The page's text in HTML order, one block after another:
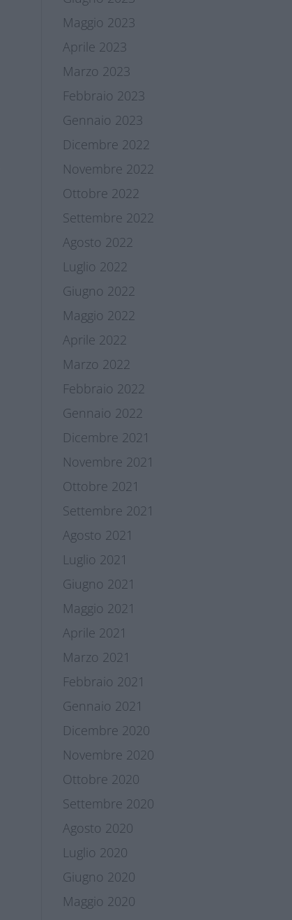
Maggio 2023
Aprile 2023
Marzo 2023
Febbraio 2023
Gennaio 2023
Dicembre 2022
Novembre 2022
Ottobre 2022
Settembre 2022
Agosto 2022
Luglio 2022
Giugno 2022
Maggio 2022
Aprile 2022
Marzo 2022
Febbraio 2022
Gennaio 2022
Dicembre 2021
Novembre 2021
Ottobre 2021
Settembre 2021
Agosto 2021
Luglio 2021
Giugno 2021
Maggio 2021
Aprile 2021
Marzo 2021
Febbraio 2021
Gennaio 2021
Dicembre 2020
Novembre 2020
Ottobre 2020
Settembre 2020
Agosto 2020
Luglio 2020
Giugno 2020
Maggio 2020